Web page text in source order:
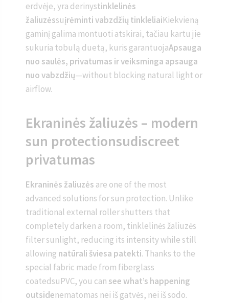
erdvėje, yra derinystinklelinės
žaliuzėssuįrėminti vabzdžių tinkleliaiKiekvieną
gaminį galima montuoti atskirai, tačiau kartu jie
sukuria tobulą duetą, kuris garantuojaApsauga
nuo saulės, privatumas ir veiksminga apsauga
nuo vabzdžių—without blocking natural light or
airflow.
Ekraninės žaliuzės – modern
sun protectionsudiscreet
privatumas
Ekraninės žaliuzės are one of the most
advanced solutions for sun protection. Unlike
traditional external roller shutters that
completely darken a room, tinklelinės žaliuzės
filter sunlight, reducing its intensity while still
allowing natūrali šviesa patekti. Thanks to the
special fabric made from fiberglass
coatedsuPVC, you can see what’s happening
outsidenematomas nei iš gatvės, nei iš sodo.